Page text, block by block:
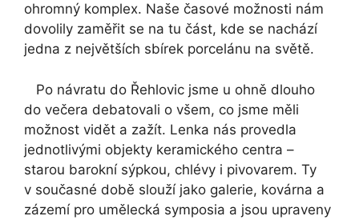
ohromný komplex. Naše časové možnosti nám
dovolily zaměřit se na tu část, kde se nachází
jedna z největších sbírek porcelánu na světě.
Po návratu do Řehlovic jsme u ohně dlouho
do večera debatovali o všem, co jsme měli
možnost vidět a zažít. Lenka nás provedla
jednotlivými objekty keramického centra –
starou barokní sýpkou, chlévy i pivovarem. Ty
v současné době slouží jako galerie, kovárna a
zázemí pro umělecká symposia a jsou upraveny